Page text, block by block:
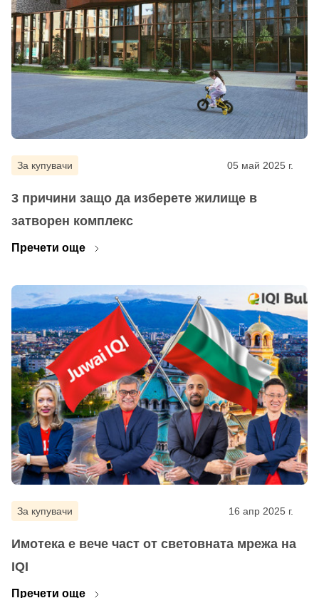
За купувачи 05 май 2025 г.
3 причини защо да изберете жилище в
затворен комплекс
Пречети още
За купувачи 16 апр 2025 г.
Имотека е вече част от световната мрежа на
IQI
Пречети още